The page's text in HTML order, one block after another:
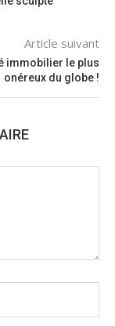
Article suivant
immobilier le plus
onéreux du globe !